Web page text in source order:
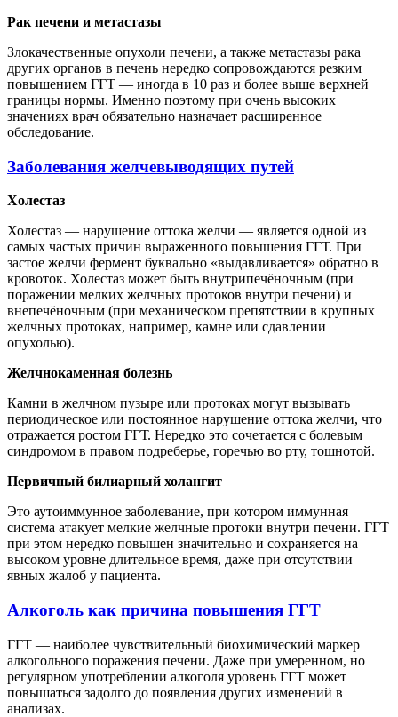
Рак печени и метастазы
Злокачественные опухоли печени, а также метастазы рака
других органов в печень нередко сопровождаются резким
повышением ГГТ — иногда в 10 раз и более выше верхней
границы нормы. Именно поэтому при очень высоких
значениях врач обязательно назначает расширенное
обследование.
Заболевания желчевыводящих путей
Холестаз
Холестаз — нарушение оттока желчи — является одной из
самых частых причин выраженного повышения ГГТ. При
застое желчи фермент буквально «выдавливается» обратно в
кровоток. Холестаз может быть внутрипечёночным (при
поражении мелких желчных протоков внутри печени) и
внепечёночным (при механическом препятствии в крупных
желчных протоках, например, камне или сдавлении
опухолью).
Желчнокаменная болезнь
Камни в желчном пузыре или протоках могут вызывать
периодическое или постоянное нарушение оттока желчи, что
отражается ростом ГГТ. Нередко это сочетается с болевым
синдромом в правом подреберье, горечью во рту, тошнотой.
Первичный билиарный холангит
Это аутоиммунное заболевание, при котором иммунная
система атакует мелкие желчные протоки внутри печени. ГГТ
при этом нередко повышен значительно и сохраняется на
высоком уровне длительное время, даже при отсутствии
явных жалоб у пациента.
Алкоголь как причина повышения ГГТ
ГГТ — наиболее чувствительный биохимический маркер
алкогольного поражения печени. Даже при умеренном, но
регулярном употреблении алкоголя уровень ГГТ может
повышаться задолго до появления других изменений в
анализах.